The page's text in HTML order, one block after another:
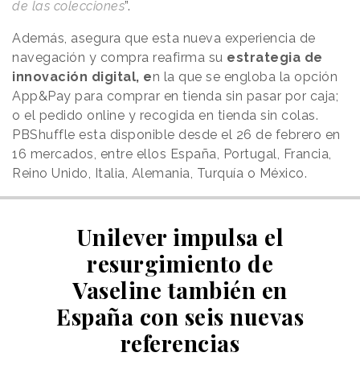
de las colecciones”.
Además, asegura que esta nueva experiencia de
navegación y compra reafirma su estrategia de
innovación digital, en la que se engloba la opción
App&Pay para comprar en tienda sin pasar por caja;
o el pedido online y recogida en tienda sin colas.
PBShuffle esta disponible desde el 26 de febrero en
16 mercados, entre ellos España, Portugal, Francia,
Reino Unido, Italia, Alemania, Turquía o México.
Unilever impulsa el
resurgimiento de
Vaseline también en
España con seis nuevas
referencias